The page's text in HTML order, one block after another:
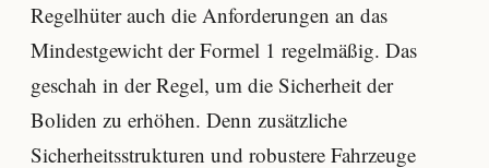
Regelhüter auch die Anforderungen an das
Mindestgewicht der Formel 1 regelmäßig. Das
geschah in der Regel, um die Sicherheit der
Boliden zu erhöhen. Denn zusätzliche
Sicherheitsstrukturen und robustere Fahrzeuge